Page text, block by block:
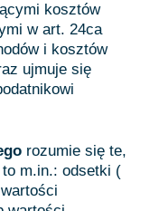
kosztów
w art. 24ca
i kosztów
ujmuje się
rozumie się te,
m.in.: odsetki (